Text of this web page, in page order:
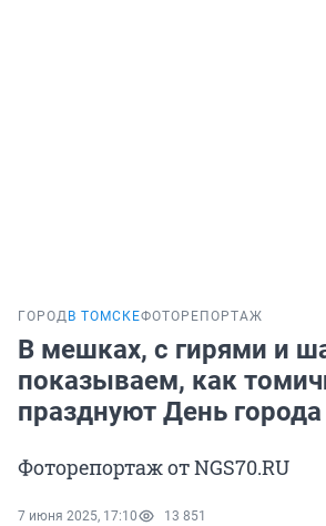
ГОРОД В ТОМСКЕФОТОРЕПОРТАЖ
В мешках, с гирями и
показываем, как
празднуют День города
Фоторепортаж от NGS70.RU
7 июня 2025, 17:10 13 851